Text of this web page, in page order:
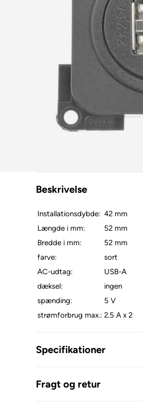
Beskrivelse
Installationsdybde: 42 mm
Længde i mm:
52 mm
Bredde i mm:
52 mm
farve:
sort
AC-udtag:
USB-A
dæksel:
ingen
spænding:
5 V
strømforbrug max.: 2.5 A x 2
Specifikationer
Fragt og retur